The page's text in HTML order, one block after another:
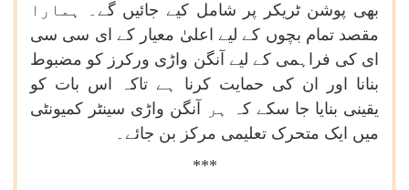
بھی پوشن ٹریکر پر شامل کیے جائیں گے۔
ہمارا
مقصد تمام بچوں کے لیے اعلیٰ معیار کے ای سی سی
ای کی فراہمی کے لیے آنگن واڑی ورکرز کو مضبوط
بنانا
اور ان کی حمایت کرنا ہے تاکہ اس بات کو
یقینی بنایا جا سکے کہ ہر آنگن واڑی سینٹر کمیونٹی
میں ایک متحرک تعلیمی مرکز بن جائے۔
***